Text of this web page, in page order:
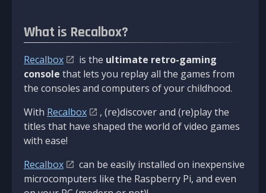
What is Recalbox?
Recalbox is the ultimate retro-gaming
console that lets you replay all the games from
the consoles and computers of your childhood.
With Recalbox
, (re)discover and (re)play the
titles that have shaped the world of video games
with ease!
Recalbox
can be easily installed on inexpensive
microcomputers like the Raspberry Pi, and even